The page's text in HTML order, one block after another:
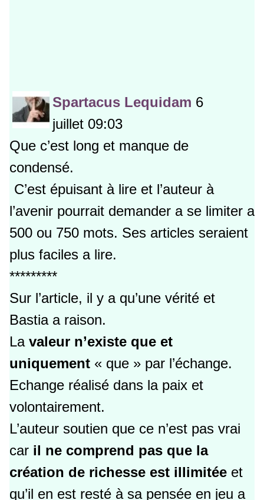
Spartacus Lequidam 6
juillet 09:03
Que c’est long et manque de
condensé.
C’est épuisant à lire et l’auteur à
l’avenir pourrait demander a se limiter a
500 ou 750 mots. Ses articles seraient
plus faciles a lire.
*********
Sur l’article, il y a qu’une vérité et
Bastia a raison.
La valeur n’existe que et
uniquement « que » par l’échange.
Echange réalisé dans la paix et
volontairement.
L’auteur soutien que ce n’est pas vrai
car il ne comprend pas que la
création de richesse est illimitée et
qu’il en est resté à sa pensée en jeu a